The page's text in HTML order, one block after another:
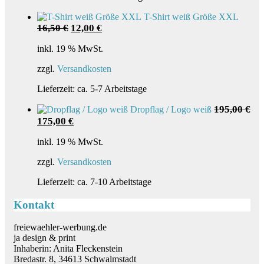
T-Shirt weiß Größe XXL
16,50€ Ursprünglicher
war:
12,00 €Aktueller
inkl. 19 % MwSt.
zzgl. Versandkosten
Lieferzeit: ca. 5-7 Arbeitstage
Dropflag / Logo weiß 195,00€
Ursprünglicher
war:
175,00 €Aktueller
ist:
inkl. 19 % MwSt.
zzgl. Versandkosten
Lieferzeit: ca. 7-10 Arbeitstage
Kontakt
freiewaehler-werbung.de
ja design & print
Inhaberin: Anita Fleckenstein
Bredastr. 8, 34613 Schwalmstadt